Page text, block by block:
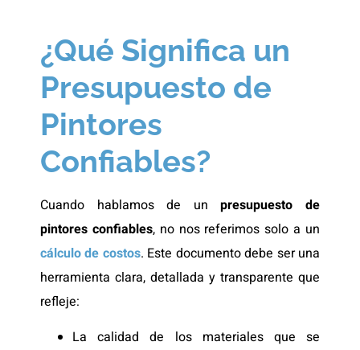
¿Qué Significa un
Presupuesto de
Pintores
Confiables?
Cuando hablamos de unpresupuesto de
pintores confiables, no nos referimos solo a un
cálculo de costos. Este documento debe ser una
herramienta clara, detallada y transparente que
refleje:
La calidad de los materiales que se